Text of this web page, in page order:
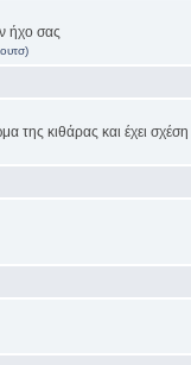
ήχο σας
της κιθάρας και έχει